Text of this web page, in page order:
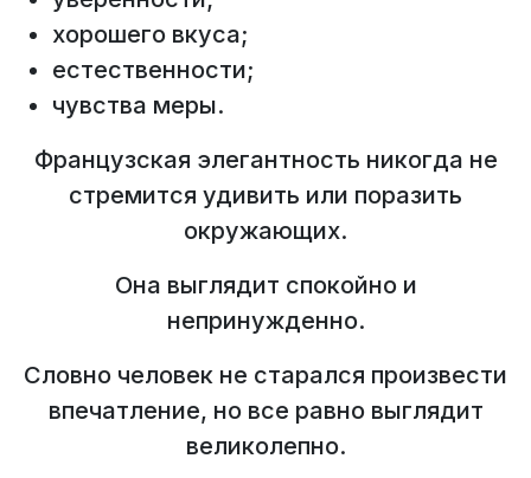
хорошего вкуса;
естественности;
чувства меры.
Французская элегантность никогда не
стремится удивить или поразить
окружающих.
Она выглядит спокойно и
непринужденно.
Словно человек не старался произвести
впечатление, но все равно выглядит
великолепно.